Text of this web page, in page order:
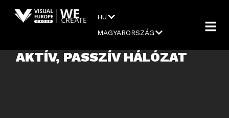
HU
MAGYARORSZÁG
AKTÍV, PASSZÍV HÁLÓZAT